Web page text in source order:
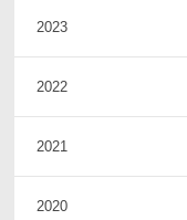
2023
2022
2021
2020